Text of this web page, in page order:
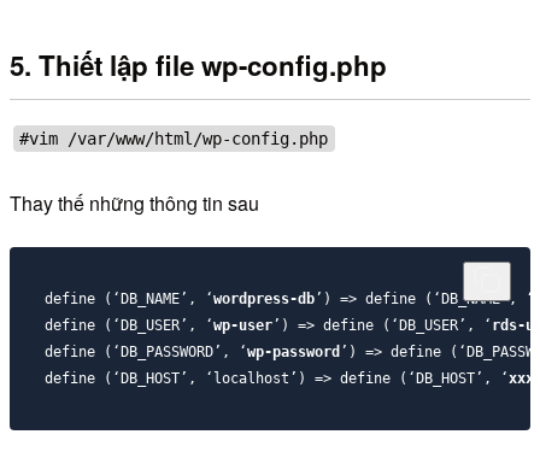
5. Thiết lập file wp-config.php
#vim /var/www/html/wp-config.php
Thay thế những thông tin sau
define (‘DB_NAME’, ‘wordpress-db’) => define (‘DB_NAME’, ‘
define (‘DB_USER’, ‘wp-user’) => define (‘DB_USER’, ‘ rds-
define (‘DB_PASSWORD’, ‘wp-password ’) => define
define (‘DB_HOST’, ‘localhost’) => define (‘DB_HOST’, ‘